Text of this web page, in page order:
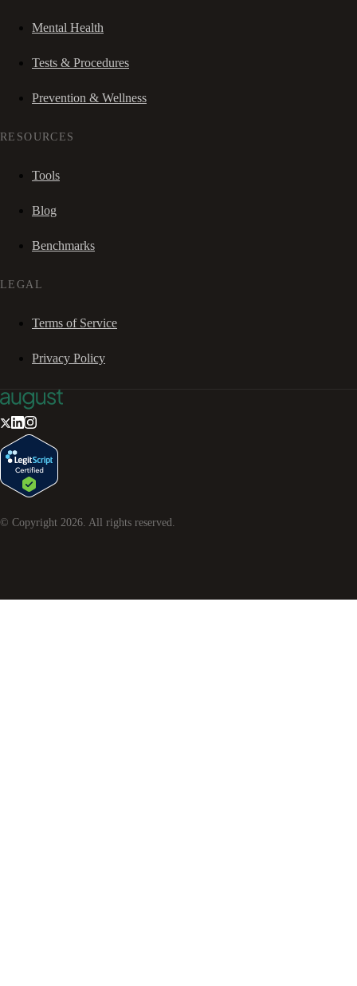
Mental Health
Tests & Procedures
Prevention & Wellness
RESOURCES
Tools
Blog
Benchmarks
LEGAL
Terms of Service
Privacy Policy
© Copyright 2026 . All rights reserved.